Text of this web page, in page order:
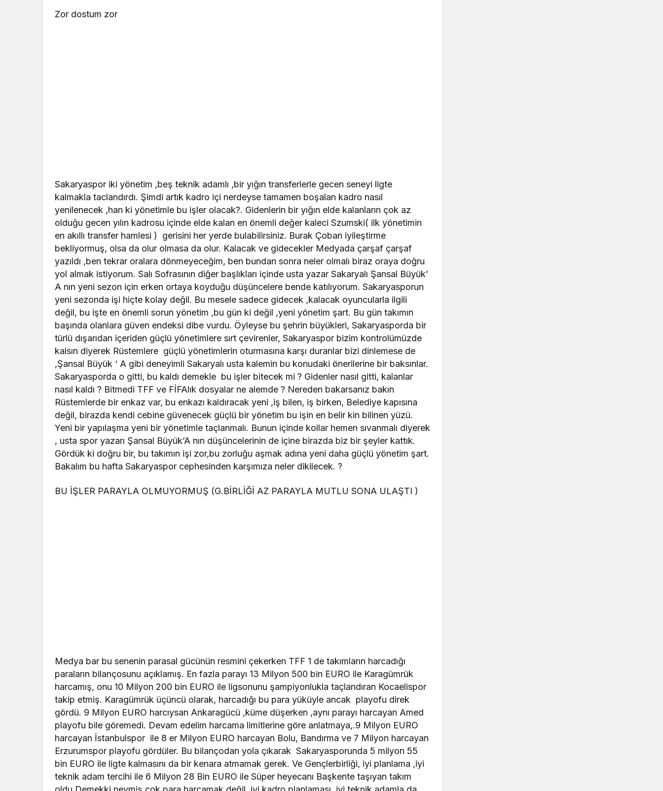
Zor dostum zor
Sakaryaspor iki yönetim ,beş teknik adamlı ,bir yığın transferlerle gecen seneyi ligte
kalmakla taclandırdı. Şimdi artık kadro içi nerdeyse tamamen boşalan kadro nasıl
yenilenecek ,han ki yönetimle bu işler olacak?. Gidenlerin bir yığın elde kalanların çok az
olduğu gecen yılın kadrosu içinde elde kalan en önemli değer kaleci Szumski( ilk yönetimin
en akıllı transfer hamlesi ) gerisini her yerde bulabilirsiniz. Burak Çoban iyileştirme
bekliyormuş, olsa da olur olmasa da olur. Kalacak ve gidecekler Medyada çarşaf çarşaf
yazıldı ,ben tekrar oralara dönmeyeceğim, ben bundan sonra neler olmalı biraz oraya doğru
yol almak istiyorum. Salı Sofrasının diğer başlıkları içinde usta yazar Sakaryalı Şansal Büyük’
A nın yeni sezon için erken ortaya koyduğu düşüncelere bende katılıyorum. Sakaryasporun
yeni sezonda işi hiçte kolay değil. Bu mesele sadece gidecek ,kalacak oyuncularla ilgili
değil, bu işte en önemli sorun yönetim ,bu gün ki değil ,yeni yönetim şart. Bu gün takımın
başında olanlara güven endeksi dibe vurdu. Öyleyse bu şehrin büyükleri, Sakaryasporda bir
türlü dışarıdan içeriden güçlü yönetimlere sırt çevirenler, Sakaryaspor bizim kontrolümüzde
kalsın diyerek Rüstemlere güçlü yönetimlerin oturmasına karşı duranlar bizi dinlemese de
,Şansal Büyük ‘ A gibi deneyimli Sakaryalı usta kalemin bu konudaki önerilerine bir baksınlar.
Sakaryasporda o gitti, bu kaldı demekle bu işler bitecek mi ? Gidenler nasıl gitti, kalanlar
nasıl kaldı ? Bitmedi TFF ve FİFAlık dosyalar ne alemde ? Nereden bakarsanız bakın
Rüstemlerde bir enkaz var, bu enkazı kaldıracak yeni ,iş bilen, iş birken, Belediye kapısına
değil, birazda kendi cebine güvenecek güçlü bir yönetim bu işin en belir kin bilinen yüzü.
Yeni bir yapılaşma yeni bir yönetimle taçlanmalı. Bunun içinde kollar hemen sıvanmalı diyerek
, usta spor yazarı Şansal Büyük’A nın düşüncelerinin de içine birazda biz bir şeyler kattık.
Gördük ki doğru bir, bu takımın işi zor,bu zorluğu aşmak adına yeni daha güçlü yönetim şart.
Bakalım bu hafta Sakaryaspor cephesinden karşımıza neler dikilecek. ?
BU İŞLER PARAYLA OLMUYORMUŞ (G.BİRLİĞİ AZ PARAYLA MUTLU SONA ULAŞTI )
Medya bar bu senenin parasal gücünün resmini çekerken TFF 1 de takımların harcadığı
paraların bilançosunu açıklamış. En fazla parayı 13 Milyon 500 bin EURO ile Karagümrük
harcamış, onu 10 Milyon 200 bin EURO ile ligsonunu şampiyonlukla taçlandıran Kocaelispor
takip etmiş. Karagümrük üçüncü olarak, harcadığı bu para yüküyle ancak playofu direk
gördü. 9 Milyon EURO harcıysan Ankaragücü ,küme düşerken ,aynı parayı harcayan Amed
playofu bile göremedi. Devam edelim harcama limitlerine göre anlatmaya,.9 Milyon EURO
harcayan İstanbulspor ile 8 er Milyon EURO harcayan Bolu, Bandırma ve 7 Milyon harcayan
Erzurumspor playofu gördüler. Bu bilançodan yola çıkarak Sakaryasporunda 5 milyon 55
bin EURO ile ligte kalmasını da bir kenara atmamak gerek. Ve Gençlerbirliği, iyi planlama ,iyi
teknik adam tercihi ile 6 Milyon 28 Bin EURO ile Süper heyecanı Başkente taşıyan takım